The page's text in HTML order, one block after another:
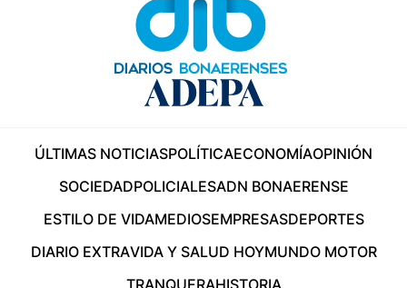
ÚLTIMAS NOTICIASPOLÍTICAECONOMÍAOPINIÓN
SOCIEDADPOLICIALESADN BONAERENSE
ESTILO DE VIDAMEDIOSEMPRESASDEPORTES
DIARIO EXTRAVIDA Y SALUD HOYMUNDO MOTOR